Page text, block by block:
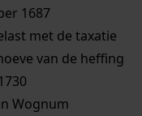
1687
met de taxatie
van de heffing
Wognum